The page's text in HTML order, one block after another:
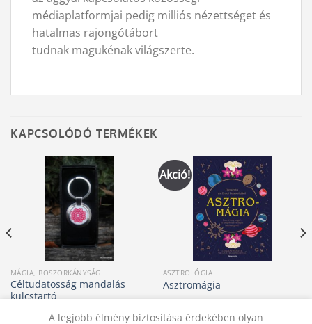
médiaplatformjai pedig milliós nézettséget és
hatalmas rajongótábort
tudnak magukénak világszerte.
KAPCSOLÓDÓ TERMÉKEK
MÁGIA, BOSZORKÁNYSÁG
Céltudatosság mandalás
kulcstartó
Akció!
ASZTROLÓGIA
Asztromágia
price price
A legjobb élmény biztosítása érdekében olyan